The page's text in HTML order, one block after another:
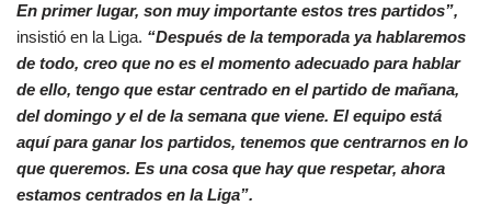
En primer lugar, son muy importante estos tres partidos”,
insistió en la Liga. “Después de la temporada ya hablaremos
de todo, creo que no es el momento adecuado para hablar
de ello, tengo que estar centrado en el partido de mañana,
del domingo y el de la semana que viene. El equipo está
aquí para ganar los partidos, tenemos que centrarnos en lo
que queremos. Es una cosa que hay que respetar, ahora
estamos centrados en la Liga”.